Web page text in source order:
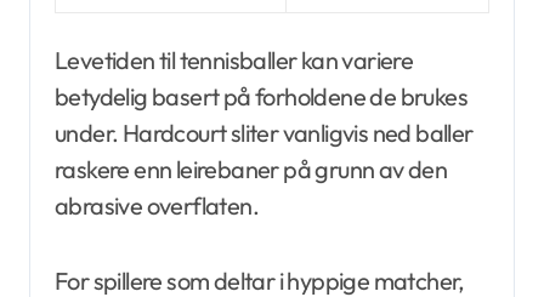
Levetiden til tennisballer kan variere
betydelig basert på forholdene de brukes
under. Hardcourt sliter vanligvis ned baller
raskere enn leirebaner på grunn av den
abrasive overflaten.
For spillere som deltar i hyppige matcher,